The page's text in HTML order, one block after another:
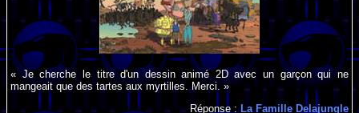
« Je cherche le titre d'un dessin animé 2D avec un garçon qui ne
mangeait que des tartes aux myrtilles. Merci. »
Réponse :La Famille Delajungle